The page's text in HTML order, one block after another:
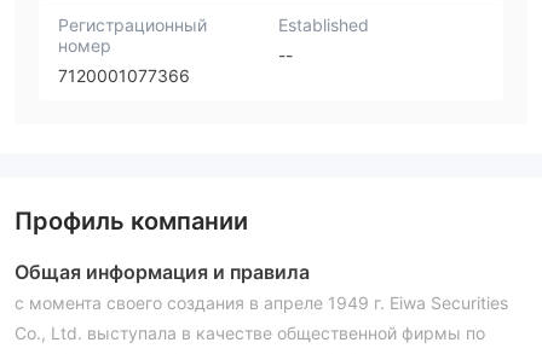
Регистрационный
номер
7120001077366
Established
--
Профиль компании
Общая информация и правила
с момента своего создания в апреле 1949 г. Eiwa Securities
Co., Ltd. выступала в качестве общественной фирмы по